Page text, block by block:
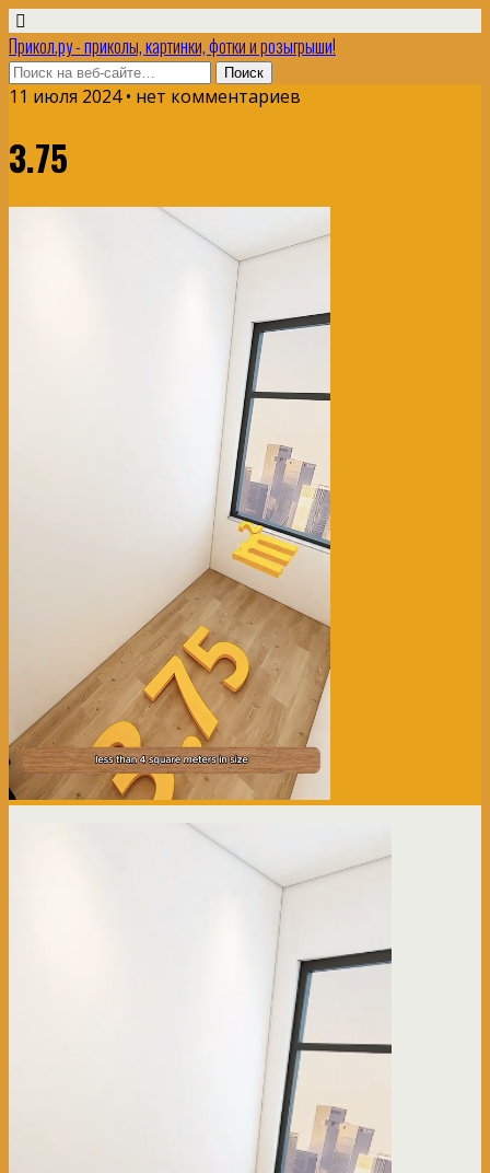
Прикол.ру - приколы, картинки, фотки и розыгрыши!
11 июля 2024 • нет комментариев
3.75